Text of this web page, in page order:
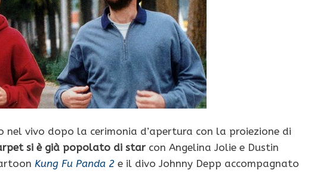
nel vivo dopo la cerimonia d’apertura con la proiezione di
si è già popolato di star con Angelina Jolie e Dustin
Kung Fu Panda 2 e il divo Johnny Depp accompagnato